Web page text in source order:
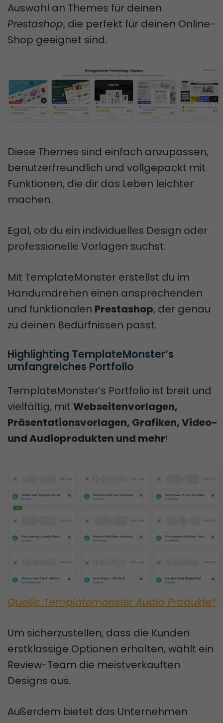
Auswahl an Themes für deinen
Prestashop, die perfekt für deinen Online-
Shop geeignet sind.
Diese Themes sind einfach anzupassen,
benutzerfreundlich und vollgepackt mit
Funktionen, die dir das Leben leichter
machen.
Egal, ob du ein individuelles Design oder
professionelle Vorlagen suchst.
Mit TemplateMonster erstellst du im
Handumdrehen einen ansprechenden
und funktionalen Prestashop, der genau
zu deinen Bedürfnissen passt.
Highlighting TemplateMonster’s
umfangreiches Portfolio
TemplateMonster’s Portfolio ist breit und
vielfältig, mit Webseitenvorlagen,
Präsentationsvorlagen, Grafiken, Video-
und Audioprodukten und mehr!
Quelle: Templatemonster Audio Produkte*
Um sicherzustellen, dass die Kunden
erstklassige Optionen erhalten, wählt ein
Review-Team die meistverkauften
Designs aus.
Außerdem bietet das Unternehmen